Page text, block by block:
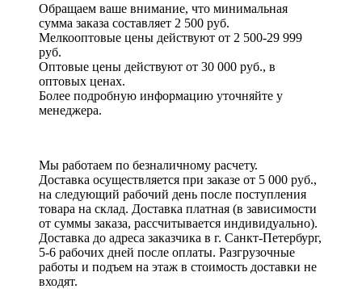
Обращаем ваше внимание, что минимальная
сумма заказа составляет 2 500 руб.
Мелкооптовые цены действуют от 2 500-29 999
руб.
Оптовые цены действуют от 30 000 руб., в
оптовых ценах.
Более подробную информацию уточняйте у
менеджера.
Мы работаем по безналичному расчету.
Доставка осуществляется при заказе от 5 000 руб.,
на следующий рабочий день после поступления
товара на склад. Доставка платная (в зависимости
от суммы заказа, рассчитывается индивидуально).
Доставка до адреса заказчика в г. Санкт-Петербург,
5-6 рабочих дней после оплаты. Разгрузочные
работы и подъем на этаж в стоимость доставки не
входят.